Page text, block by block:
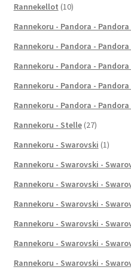
Rannekellot (10)
Rannekoru - Pandora -
Rannekoru - Pandora - Pandora
Rannekoru - Pandora - Pandora
Rannekoru - Pandora -
Rannekoru - Pandora -
Rannekoru - Stelle (27)
Rannekoru - Swarovski (1)
Rannekoru - Swarovski -
Rannekoru - Swarovski -
Rannekoru - Swarovski -
Rannekoru - Swarovski -
Rannekoru - Swarovski -
Rannekoru - Swarovski -